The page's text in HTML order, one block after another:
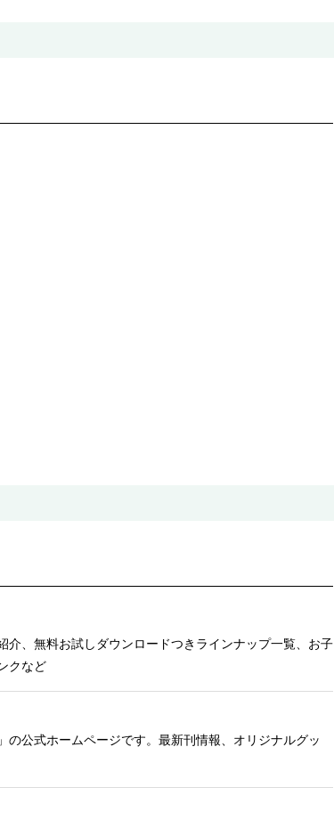
介、無料お試しダウンロードつきラインナップ一覧、お子
クなど
公式ホームページです。最新刊情報、オリジナルグッ